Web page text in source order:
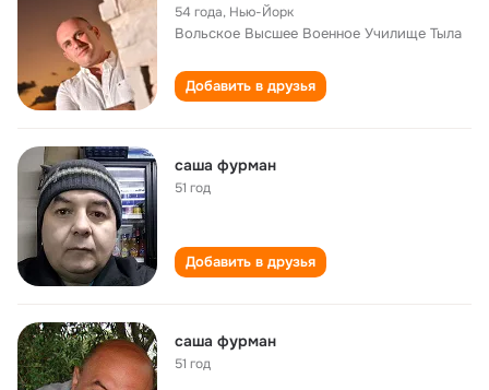
54 года, Нью-Йорк
Вольское Высшее Военное Училище Тыла
Добавить в друзья
саша фурман
51 год
Добавить в друзья
саша фурман
51 год